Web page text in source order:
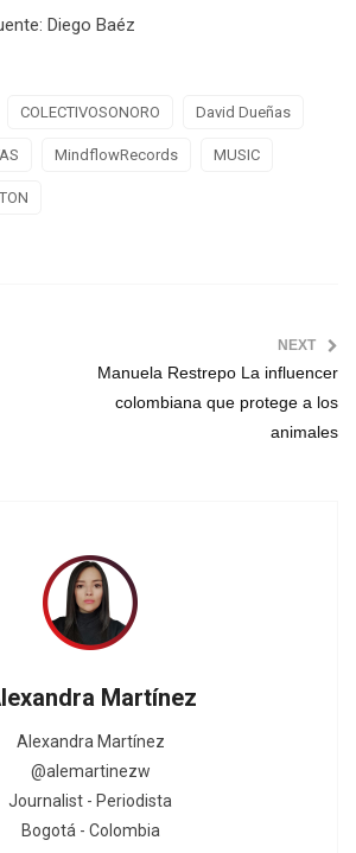
Diego Baéz
COLECTIVOSONORO David Dueñas
MindflowRecords MUSIC
NEXT
Manuela Restrepo La influencer
colombiana que protege a los
animales
Martínez
Alexandra Martínez
@alemartinezw
Journalist - Periodista
Bogotá - Colombia